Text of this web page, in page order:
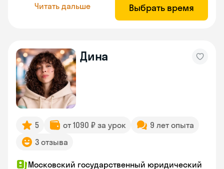
Читать дальше Выбрать время
Дина
5 от 1090 ₽ за урок
9 лет опыта
3 отзыва
Московский государственный юридический